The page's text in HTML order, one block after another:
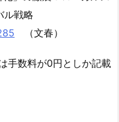
ル戦略
（文春）
手数料が0円としか記載